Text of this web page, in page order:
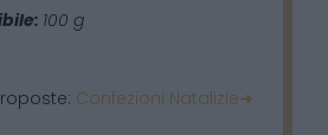
100 g
Confezioni Natalizie➜